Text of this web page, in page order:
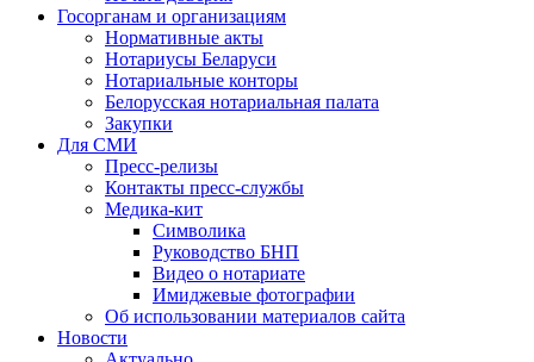
Госорганам и организациям
Нормативные акты
Нотариусы Беларуси
Нотариальные конторы
Белорусская нотариальная палата
Закупки
Для СМИ
Пресс-релизы
Контакты пресс-службы
Медика-кит
Символика
Руководство БНП
Видео о нотариате
Имиджевые фотографии
Об использовании материалов сайта
Новости